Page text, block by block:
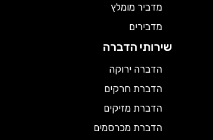
מדביר מומלץ
מדבירים
שירותי הדברה
הדברה ירוקה
הדברת חרקים
הדברת מזיקים
הדברת מכרסמים